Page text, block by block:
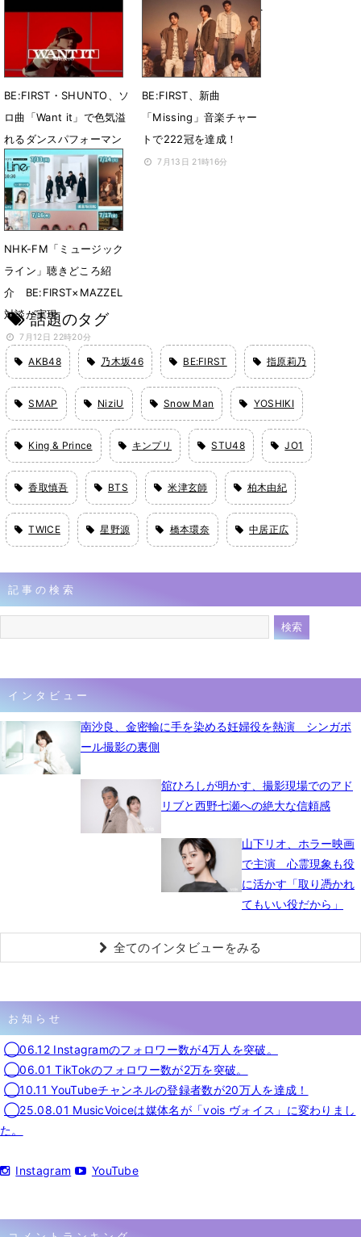
7月18日 11時08分
「第69回グラミー賞」へ
の投票および出席資格を
獲得
7月16日 10時04分
BE:FIRST・SHUNTO、ソ
ロ曲「Want it」で色気溢
れるダンスパフォーマン
スを披露
7月14日 21時08分
BE:FIRST、新曲
「Missing」音楽チャー
トで222冠を達成！
7月13日 21時16分
NHK-FM「ミュージック
ライン」聴きどころ紹
介 BE:FIRST×MAZZEL
対談が実現
7月12日 22時20分
話題のタグ
AKB48 乃木坂46 BE:FIRST 指原莉乃
SMAP NiziU Snow Man YOSHIKI
King & Prince キンプリ STU48 JO1
香取慎吾 BTS 米津玄師 柏木由紀
TWICE 星野源 橋本環奈 中居正広
記事の検索
インタビュー
南沙良、金密輸に手を染める妊婦役を熱演 シンガポ
ール撮影の裏側
舘ひろしが明かす、撮影現場でのアド
リブと西野七瀬への絶大な信頼感
山下リオ、ホラー映画
で主演 心霊現象も役
に活かす「取り憑かれ
てもいい役だから」
全てのインタビューをみる
お知らせ
◯06.12 Instagramのフォロワー数が4万人を突破。
◯06.01 TikTokのフォロワー数が2万を突破。
◯10.11 YouTubeチャンネルの登録者数が20万人を達成！
◯25.08.01 MusicVoiceは媒体名が「vois ヴォイス」に変わりまし
た。
Instagram YouTube